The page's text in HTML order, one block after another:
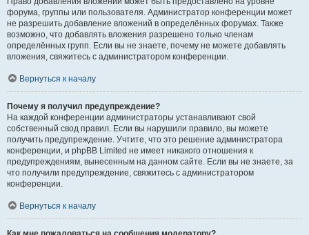
форума, группы или пользователя. Администратор конференции может
не разрешить добавление вложений в определённых форумах. Также
возможно, что добавлять вложения разрешено только членам
определённых групп. Если вы не знаете, почему не можете добавлять
вложения, свяжитесь с администратором конференции.
Вернуться к началу
Почему я получил предупреждение?
На каждой конференции администраторы устанавливают свой
собственный свод правил. Если вы нарушили правило, вы можете
получить предупреждение. Учтите, что это решение администратора
конференции, и phpBB Limited не имеет никакого отношения к
предупреждениям, вынесенным на данном сайте. Если вы не знаете, за
что получили предупреждение, свяжитесь с администратором
конференции.
Вернуться к началу